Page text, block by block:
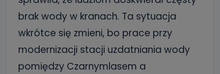
brak wody w kranach. Ta sytuacja
wkrótce się zmieni, bo prace przy
modernizacji stacji uzdatniania wody
pomiędzy Czarnymlasem a